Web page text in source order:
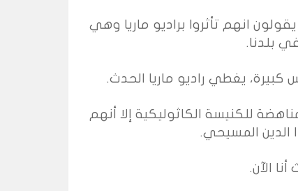
انهم تأثروا براديو ماريا وهي
بلدنا.
كبيرة، يغطي راديو ماريا الحدث.
للكنيسة الكاثوليكية إلا أنهم
الدين المسيحي.
الآن.